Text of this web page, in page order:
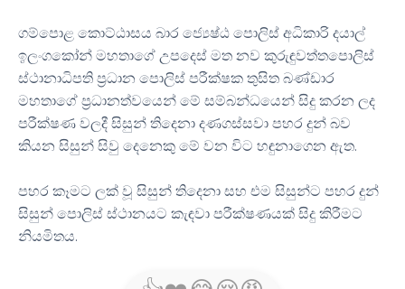
ගම්පොළ කොට්ඨාසය බාර ජ්‍යෙෂ්ඨ පොලිස් අධිකාරි දයාල්
ඉලංගකෝන් මහතාගේ උපදෙස් මත නව කුරුඳුවත්තපොලිස්
ස්ථානාධිපති ප්‍රධාන පොලිස් පරීක්ෂක තුසිත බණ්ඩාර
මහතාගේ ප්‍රධානත්වයෙන් මේ සම්බන්ධයෙන් සිදු කරන ලද
පරීක්ෂණ වලදී සිසුන් තිදෙනා දණගස්සවා පහර දුන් බව
කියන සිසුන් සිවු දෙනෙකු මේ වන විට හඳුනාගෙන ඇත.
පහර කෑමට ලක් වූ සිසුන් තිදෙනා සහ එම සිසුන්ට පහර දුන්
සිසුන් පොලිස් ස්ථානයට කැඳවා පරීක්ෂණයක් සිදු කිරීමට
නියමිතය.